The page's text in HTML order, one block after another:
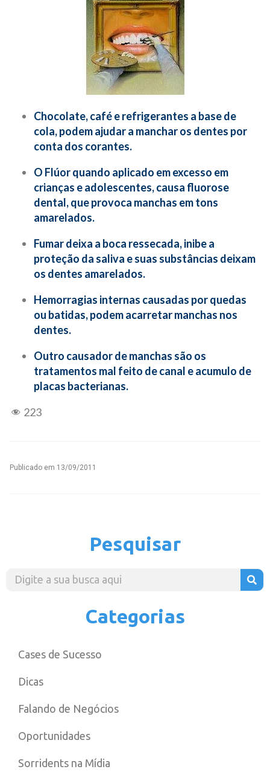
Chocolate, café e refrigerantes a base de
cola, podem ajudar a manchar os dentes por
conta dos corantes.
O Flúor quando aplicado em excesso em
crianças e adolescentes, causa fluorose
dental, que provoca manchas em tons
amarelados.
Fumar deixa a boca ressecada, inibe a
proteção da saliva e suas substâncias deixam
os dentes amarelados.
Hemorragias internas causadas por quedas
ou batidas, podem acarretar manchas nos
dentes.
Outro causador de manchas são os
tratamentos mal feito de canal e acumulo de
placas bacterianas.
223
Publicado em 13/09/2011
Pesquisar
Categorias
Cases de Sucesso
Dicas
Falando de Negócios
Oportunidades
Sorridents na Mídia